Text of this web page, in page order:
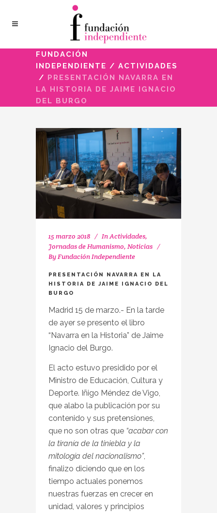
FUNDACIÓN
INDEPENDIENTE / ACTIVIDADES
/ PRESENTACIÓN NAVARRA EN
LA HISTORIA DE JAIME IGNACIO
DEL BURGO
15 marzo 2018 InActividades,
Jornadas de Humanismo, Noticias
ByFundación Independiente
PRESENTACIÓN NAVARRA EN LA
HISTORIA DE JAIME IGNACIO DEL
BURGO
Madrid 15 de marzo.- En la tarde
de ayer se presento el libro
“Navarra en la Historia” de Jaime
Ignacio del Burgo.
El acto estuvo presidido por el
Ministro de Educación, Cultura y
Deporte. Iñigo Méndez de Vigo,
que alabo la publicación por su
contenido y sus pretensiones,
que no son otras que “acabar con
la tiranía de la tiniebla y la
mitología del nacionalismo”,
finalizo diciendo que en los
tiempo actuales ponemos
nuestras fuerzas en crecer en
unidad, valores y principios